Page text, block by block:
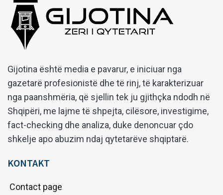
Gijotina është media e pavarur, e iniciuar nga
gazetarë profesionistë dhe të rinj, të karakterizuar
nga paanshmëria, që sjellin tek ju gjithçka ndodh në
Shqipëri, me lajme të shpejta, cilësore, investigime,
fact-checking dhe analiza, duke denoncuar çdo
shkelje apo abuzim ndaj qytetarëve shqiptarë.
KONTAKT
Contact page